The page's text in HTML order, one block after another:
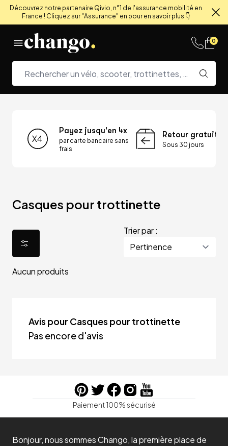
Découvrez notre partenaire Qivio, n°1 de l'assurance mobilité en
France ! Cliquez sur "Assurance" en pour en savoir plus 👇
0
Payez jusqu'en 4x
par carte bancaire sans
frais
Retour gratuit
Sous 30 jours
Casques pour trottinette
Trier par :
Aucun produits
Avis pour Casques pour trottinette
Pas encore d'avis
Paiement 100% sécurisé
Bonjour, nous sommes Chango, la première place de